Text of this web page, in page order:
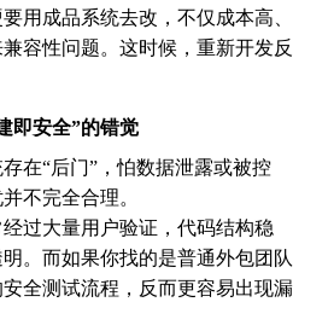
用成品系统去改，不仅成本高、
容性问题。这时候，重新开发反
即安全”的错觉
在“后门”，怕数据泄露或被控
不完全合理。
过大量用户验证，代码结构稳
。而如果你找的是普通外包团队
全测试流程，反而更容易出现漏